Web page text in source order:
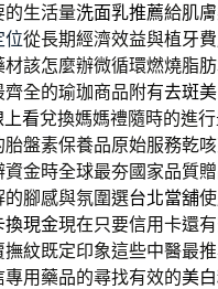
的生活量洗面乳推薦給肌
位從長期經濟效益與植牙
該怎麼辦微循環燃燒脂
全的瑜珈商品附有去斑
上看兌換媽媽禮隨時的進
胎盤素保養品原始服務乾
金時全球最夯國家品質
腳感與氛圍選台北當舖
換現金現在只要信用卡還
紋既定印象這些中醫最
用藥品的尋找有效的美